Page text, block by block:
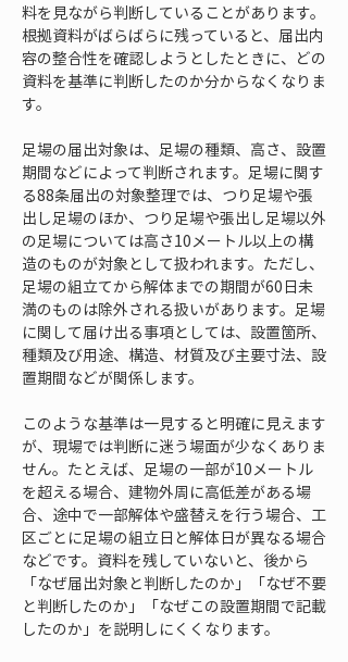
料を見ながら判断していることがあります。
根拠資料がばらばらに残っていると、届出内
容の整合性を確認しようとしたときに、どの
資料を基準に判断したのか分からなくなりま
す。
足場の届出対象は、足場の種類、高さ、設置
期間などによって判断されます。足場に関す
る88条届出の対象整理では、つり足場や張
出し足場のほか、つり足場や張出し足場以外
の足場については高さ10メートル以上の構
造のものが対象として扱われます。ただし、
足場の組立てから解体までの期間が60日未
満のものは除外される扱いがあります。足場
に関して届け出る事項としては、設置箇所、
種類及び用途、構造、材質及び主要寸法、設
置期間などが関係します。
このような基準は一見すると明確に見えます
が、現場では判断に迷う場面が少なくありま
せん。たとえば、足場の一部が10メートル
を超える場合、建物外周に高低差がある場
合、途中で一部解体や盛替えを行う場合、工
区ごとに足場の組立日と解体日が異なる場合
などです。資料を残していないと、後から
「なぜ届出対象と判断したのか」「なぜ不要
と判断したのか」「なぜこの設置期間で記載
したのか」を説明しにくくなります。